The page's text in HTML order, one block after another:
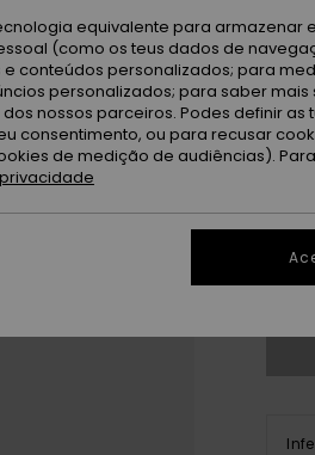
equivalente para armazenar
(como os teus dados de
conteúdos personalizados; para
personalizados; para saber mais
nossos parceiros. Podes definir as
consentimento, ou para recusar
de medição de audiências).